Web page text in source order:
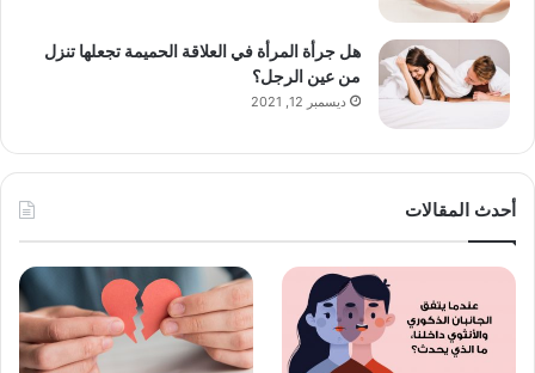
هل جرأة المرأة في العلاقة الحميمة تجعلها تنزل
من عين الرجل؟
ديسمبر 12, 2021
أحدث المقالات